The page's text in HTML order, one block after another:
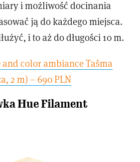
i możliwość docinania
ją do każdego miejsca.
i to aż do długości 10 m.
color ambiance Taśma
2 m) – 690 PLN
Hue Filament